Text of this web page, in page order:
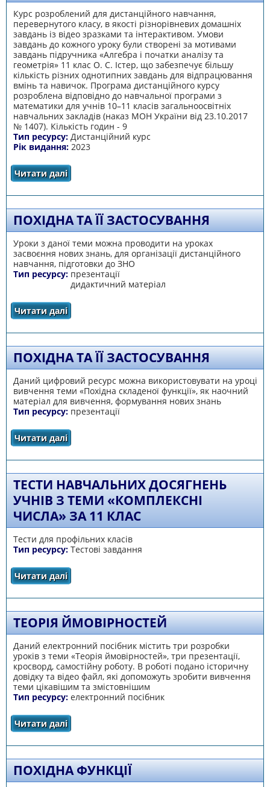
Курс розроблений для дистанційного навчання,
перевернутого класу, в якості різнорівневих домашніх
завдань із відео зразками та інтерактивом. Умови
завдань до кожного уроку були створені за мотивами
завдань підручника «Алгебра і початки аналізу та
геометрія» 11 клас О. С. Істер, що забезпечує більшу
кількість різних однотипних завдань для відпрацювання
вмінь та навичок. Програма дистанційного курсу
розроблена відповідно до навчальної програми з
математики для учнів 10–11 класів загальноосвітніх
навчальних закладів (наказ МОН України від 23.10.2017
№ 1407). Кількість годин - 9
Тип ресурсу: Дистанційний курс
Рік видання: 2023
Читати далі
математичної статистики»
ПОХІДНА ТА ЇЇ ЗАСТОСУВАННЯ
Уроки з даної теми можна проводити на уроках
засвоєння нових знань, для організації дистанційного
навчання, підготовки до ЗНО
Тип ресурсу: презентації
дидактичний матеріал
Читати даліпро Похідна та її застосування
ПОХІДНА ТА ЇЇ ЗАСТОСУВАННЯ
Даний цифровий ресурс можна використовувати на уроці
вивчення теми «Похідна складеної функції», як наочний
матеріал для вивчення, формування нових знань
Тип ресурсу: презентації
Читати даліпро Похідна та її застосування
ТЕСТИ НАВЧАЛЬНИХ ДОСЯГНЕНЬ
УЧНІВ З ТЕМИ «КОМПЛЕКСНІ
ЧИСЛА» ЗА 11 КЛАС
Тести для профільних класів
Тип ресурсу: Тестові завдання
Читати далі
ТЕОРІЯ ЙМОВІРНОСТЕЙ
Даний електронний посібник містить три розробки
уроків з теми «Теорія ймовірностей», три презентації,
кросворд, самостійну роботу. В роботі подано історичну
довідку та відео файл, які допоможуть зробити вивчення
теми цікавішим та змістовнішим
Тип ресурсу: електронний посібник
Читати даліпро Теорія ймовірностей
ПОХІДНА ФУНКЦІЇ